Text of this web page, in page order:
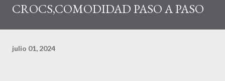
CROCS,COMODIDAD PASO A PASO
julio 01, 2024